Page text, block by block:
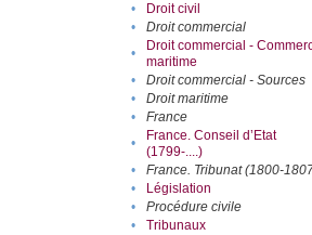
•
Droit civil
•
Droit commercial
•
Droit commercial -
maritime
• Droit commercial - Sources
•
Droit maritime
•
France
•
France. Conseil d’Etat
(1799-....)
• France. Tribunat (1800-
•
Législation
•
Procédure civile
•
Tribunaux